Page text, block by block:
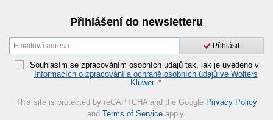
Přihlášení do newsletteru
Přihlásit
Souhlasím se zpracováním osobních údajů tak, jak je uvedeno v
Informacích o zpracování a ochraně osobních údajů ve Wolters
Kluwer. *
This site is protected by reCAPTCHA and the Google Privacy Policy
and Terms of Service apply.